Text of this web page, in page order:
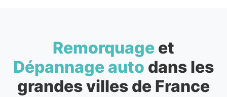
Remorquage et
Dépannage auto dans les
grandes villes de France